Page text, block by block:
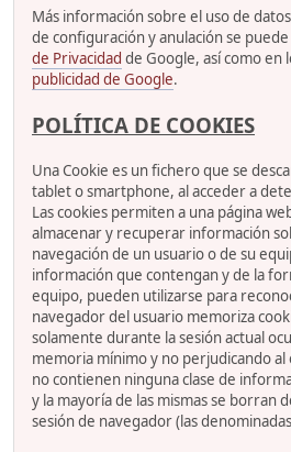
Más información sobre el uso de
de configuración y anulación se
de Privacidad de Google, así como en
publicidad de Google.
POLÍTICA DE COOKIES
Una Cookie es un fichero que se
tablet o smartphone, al acceder a
Las cookies permiten a una página
almacenar y recuperar información
navegación de un usuario o de su
información que contengan y de la
equipo, pueden utilizarse para
navegador del usuario memoriza
solamente durante la sesión actual
memoria mínimo y no perjudicando al
no contienen ninguna clase de
y la mayoría de las mismas se borran
sesión de navegador (las